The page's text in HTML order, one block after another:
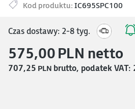
Kod produktu: IC695SPC100
Czas dostawy: 2-8 tyg.
575,00 PLN netto
707,25 PLN brutto, podatek VAT: